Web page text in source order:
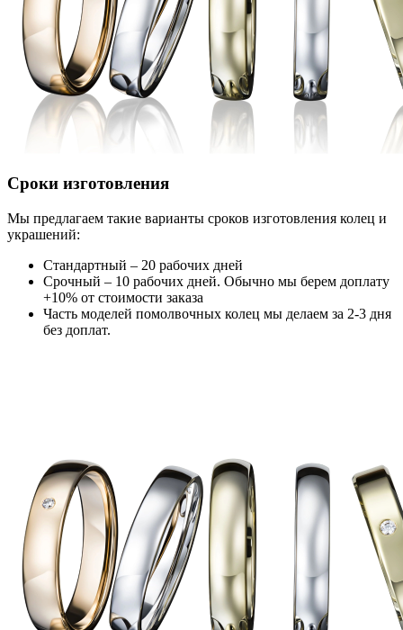
Сроки изготовления
Мы предлагаем такие варианты сроков изготовления колец и
украшений:
Стандартный – 20 рабочих дней
Срочный – 10 рабочих дней. Обычно мы берем доплату
+10% от стоимости заказа
Часть моделей помолвочных колец мы делаем за 2-3 дня
без доплат.